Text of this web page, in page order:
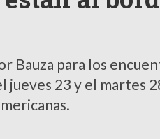
Bauza para los
jueves 23 y el martes